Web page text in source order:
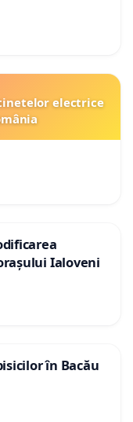
electrice
Ialoveni
în Bacău